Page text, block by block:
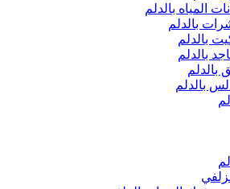
المياه بالدلم
بالدلم
بالدلم
بالدلم
بالدلم